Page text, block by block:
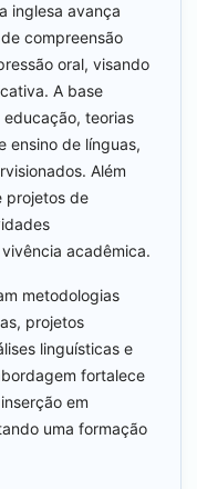
inglesa avança
compreensão
oral, visando
A base
teorias
ensino de línguas,
Além
projetos de
acadêmica.
metodologias
projetos
linguísticas e
fortalece
em
uma formação